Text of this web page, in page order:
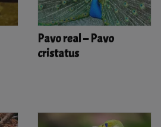
Pavo real – Pavo
cristatus